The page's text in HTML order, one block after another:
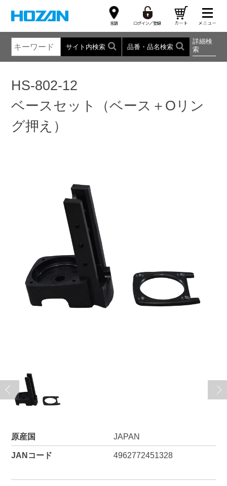
サイト内検索 品番・品名検索
詳細検
索
HS-802-12
ベースセット（ベース＋Oリン
グ押え）
原産国 JAPAN
JANコード 4962772451328